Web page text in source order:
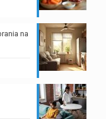
na